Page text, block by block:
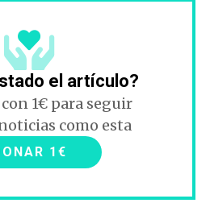
el artículo?
1€ para seguir
como esta
1€